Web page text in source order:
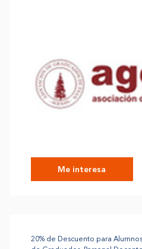
Me interesa
20% de Descuento para